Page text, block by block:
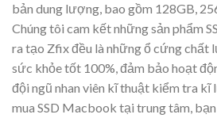
bản dung lượng, bao gồm 128GB,
Chúng tôi cam kết những sản phẩm
ra tạo Zfix đều là những ổ cứng chất
sức khỏe tốt 100%, đảm bảo hoạt
đội ngũ nhan viên kĩ thuật kiểm tra kĩ
mua SSD Macbook tại trung tâm,